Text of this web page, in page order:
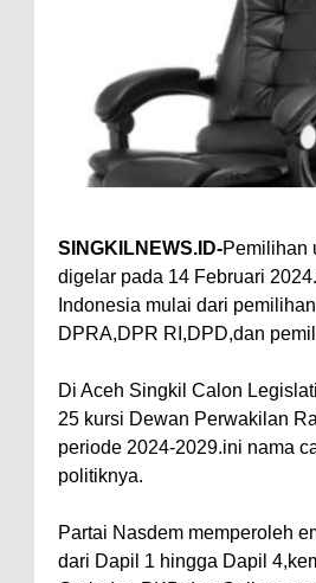
SINGKILNEWS.ID-Pemilihan
digelar pada 14 Februari
Indonesia mulai dari
DPRA,DPR RI,DPD,dan
Di Aceh Singkil Calon
25 kursi Dewan Perwakilan
periode 2024-2029.ini nama
politiknya.
Partai Nasdem memperoleh
dari Dapil 1 hingga Dapil